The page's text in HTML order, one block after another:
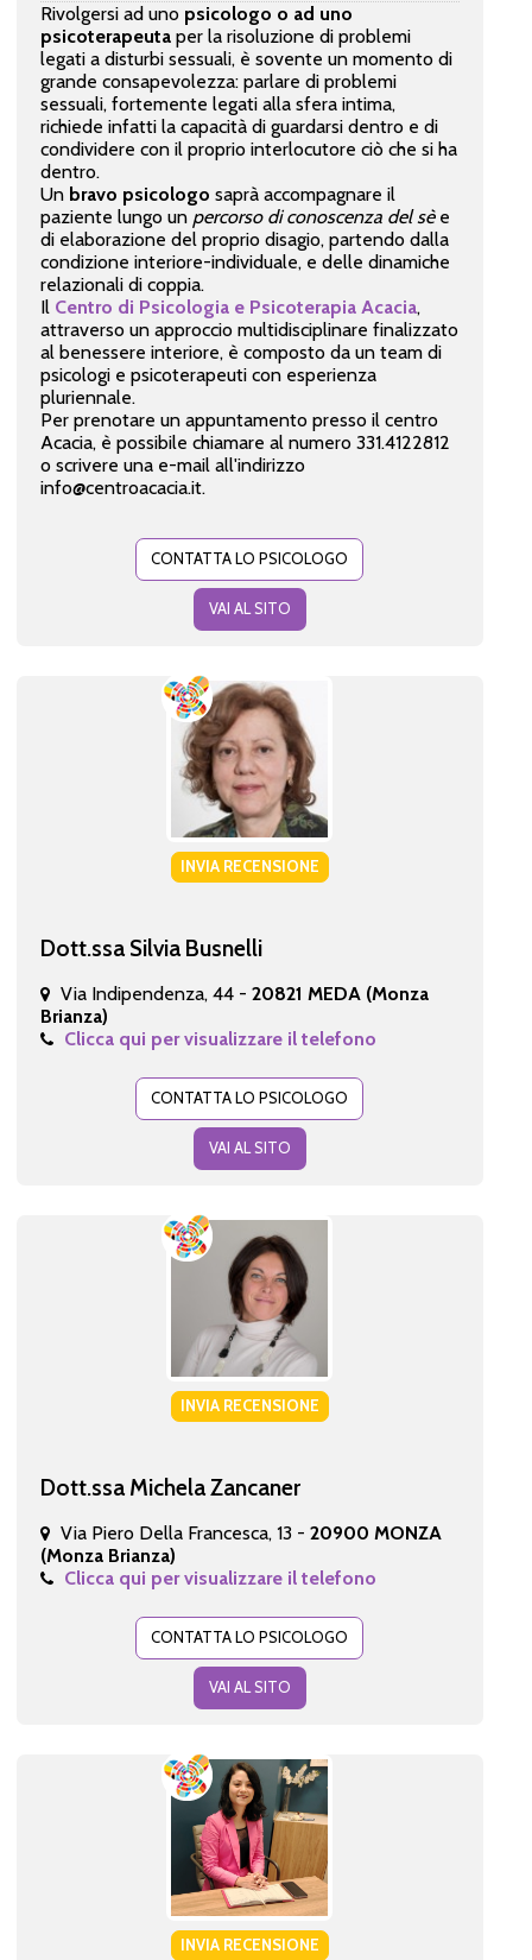
Rivolgersi ad uno psicologo o ad uno
psicoterapeutaper la risoluzione di problemi
legati a disturbi sessuali, è sovente un momento di
grande consapevolezza: parlare di problemi
sessuali, fortemente legati alla sfera intima,
richiede infatti la capacità di guardarsi dentro e di
condividere con il proprio interlocutore ciò che si ha
dentro.
Un bravo psicologo saprà accompagnare il
paziente lungo un percorso di conoscenza del sèe
di elaborazione del proprio disagio, partendo dalla
condizione interiore-individuale, e delle dinamiche
relazionali di coppia.
Il Centro di Psicologia e Psicoterapia Acacia,
attraverso un approccio multidisciplinare finalizzato
al benessere interiore, è composto da un team di
psicologi e psicoterapeuti con esperienza
pluriennale.
Per prenotare un appuntamento presso il centro
Acacia, è possibile chiamare al numero 331.4122812
o scrivere una e-mail all'indirizzo
info@centroacacia.it.
CONTATTA LO PSICOLOGO
VAI AL SITO
INVIA RECENSIONE
Dott.ssa Silvia Busnelli
Via Indipendenza, 44 - 20821 MEDA (Monza
Brianza)
Clicca qui per visualizzare il telefono
CONTATTA LO PSICOLOGO
VAI AL SITO
INVIA RECENSIONE
Dott.ssa Michela Zancaner
Via Piero Della Francesca, 13 - 20900 MONZA
(Monza Brianza)
Clicca qui per visualizzare il telefono
CONTATTA LO PSICOLOGO
VAI AL SITO
INVIA RECENSIONE